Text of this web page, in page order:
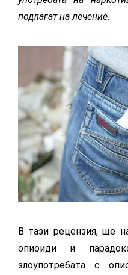
подлагат на лечение.
В тази рецензия, ще
опиоиди и
злоупотребата с